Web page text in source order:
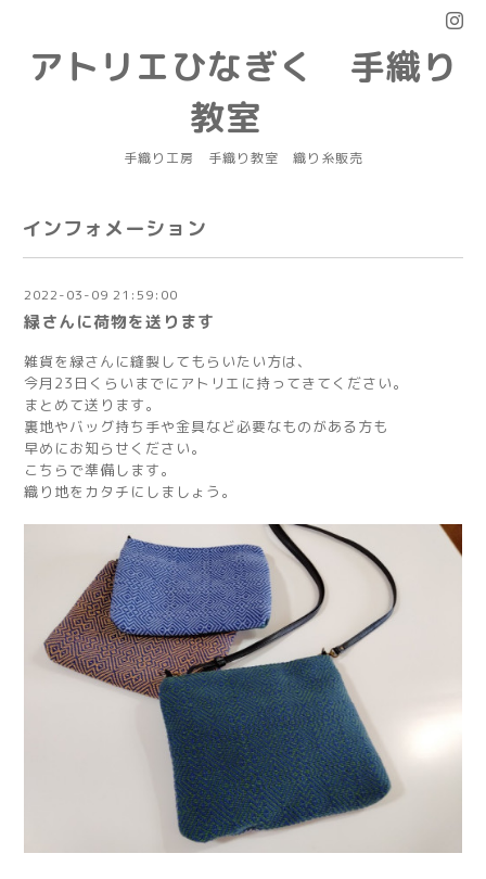
アトリエひなぎく 手織り
教室
手織り工房 手織り教室 織り糸販売
インフォメーション
2022-03-09 21:59:00
緑さんに荷物を送ります
雑貨を緑さんに縫製してもらいたい方は、
今月23日くらいまでにアトリエに持ってきてください。
まとめて送ります。
裏地やバッグ持ち手や金具など必要なものがある方も
早めにお知らせください。
こちらで準備します。
織り地をカタチにしましょう。